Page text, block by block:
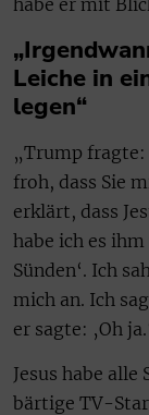
habe er mit
Leiche in
legen“
„Trump fragte:
froh, dass Sie
erklärt, dass
habe ich es
Sünden‘. Ich
mich an. Ich
er sagte: ‚Oh
Jesus habe
bärtige TV-